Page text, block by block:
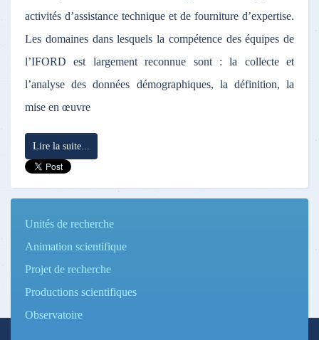
activités d’assistance technique et de fourniture d’expertise.
Les domaines dans lesquels la compétence des équipes de
l’IFORD est largement reconnue sont : la collecte et
l’analyse des données démographiques, la définition, la
mise en œuvre
Lire la suite...
Unités de recherche
Animation scientifique
Projet de recherche
Productions scientifiques
Observatoire